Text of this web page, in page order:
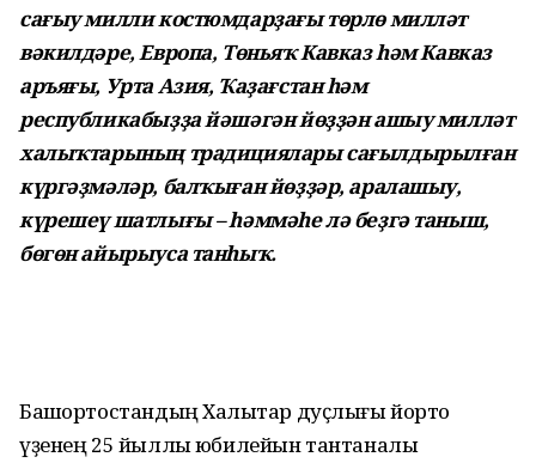
сағыу милли костюмдарҙағы төрлө милләт
вәкилдәре, Европа, Төньяҡ Кавказ һәм Кавказ
аръяғы, Урта Азия, Ҡаҙағстан һәм
республикабыҙҙа йәшәгән йөҙҙән ашыу милләт
халыҡ­тарының традициялары сағылдырылған
күргәҙмәләр, балҡыған йөҙҙәр, аралашыу,
күрешеү шатлығы – һәммәһе лә беҙгә таныш,
бөгөн айырыу­са танһыҡ.
Башҡортостандың Халыҡтар дуҫлы­ғы йорто
үҙенең 25 йыллыҡ юбилейын тантаналы